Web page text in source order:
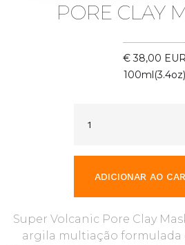
PORE CLAY
€ 38,00 EUR
100ml(3.4oz)
Super Volcanic Pore Clay
argila multiação formulada